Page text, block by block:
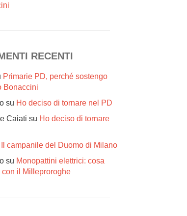
RECENTI
Primarie PD, perché sostengo
Bonaccini
su Ho deciso di tornare nel PD
Caiati su Ho deciso di tornare
Il campanile del Duomo di Milano
su Monopattini elettrici: cosa
con il Milleproroghe